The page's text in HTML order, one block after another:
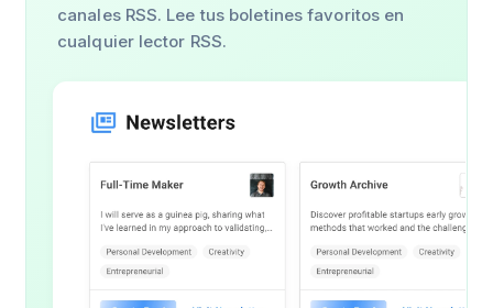
canales RSS. Lee tus boletines favoritos en
cualquier lector RSS.